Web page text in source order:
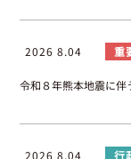
2026 8.04 重
令和８年熊本地震に
2026 8.04 行